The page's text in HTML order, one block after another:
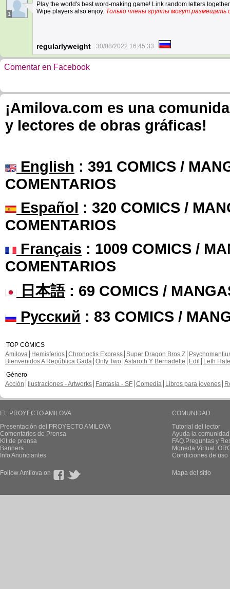
1
Play the world's best word-making game! Link random letters
Wipe players also enjoy. Только члены группы могут размещать
regularlyweight 30/08/2022 16:45:33
Comentar en Facebook
¡Amilova.com es una
y lectores de obras gráficas!
English : 391 COMICS /
COMENTARIOS
Español : 320 COMICS /
COMENTARIOS
Français : 1009 COMICS /
COMENTARIOS
日本語: 69 COMICS /
Русский : 83 COMICS /
TOP CÓMICS
Amilova
Hemisferios Chronoctis Express Super Dragon Bros Z
Bienvenidos A República Gada Only Two Astaroth Y Bernadette Edil
Leth Hate
Género
Acción
Ilustraciones - Artworks Fantasía - SF Comedia Libros para jovenes
EL PROYECTO AMILOVA
Presentación del PROYECTO AMILOVA
Comentarios de Prensa
Kit de prensa
Banners
Info Anunciantes
COMUNIDAD
Tutorial del lector
Ayuda la
FAQ.Preguntas y
Moneda Virtual:
Condiciones de uso
Follow Amilova on Mapa del sitio